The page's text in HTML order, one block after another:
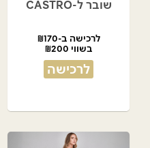
שובר ל-CASTRO
לרכישה ב-₪170
בשווי ₪200
לרכישה